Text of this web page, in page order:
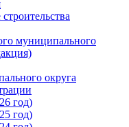
муниципального
округа
год)
год)